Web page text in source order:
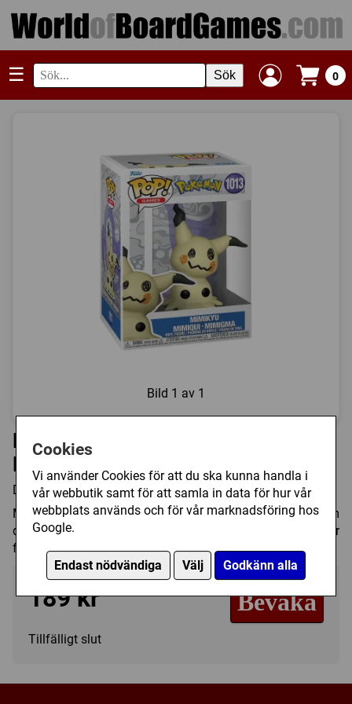
Cookies
Vi använder Cookies för att du ska kunna handla i
vår webbutik samt för att samla in data för hur vår
webbplats används och för vår marknadsföring hos
Google.
Endast nödvändiga Välj Godkänn alla
☰ Sök 0
Bild 1 av 1
Funko POP! Games: Pokémon -
Mimikyu
Det är inte en Funko POP av Pikachu... det är Mimikyu!
Mimikyu (Fairy/Dark typ) är en rätt ensam Pokémon som
döljer sig under under gamla trasor för att skydda varelser
från dess riktiga form.
189 kr Bevaka
Tillfälligt slut